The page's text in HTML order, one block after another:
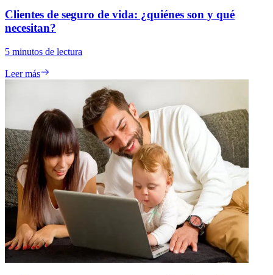
Clientes de seguro de vida: ¿quiénes son y qué
necesitan?
5 minutos de lectura
Leer más